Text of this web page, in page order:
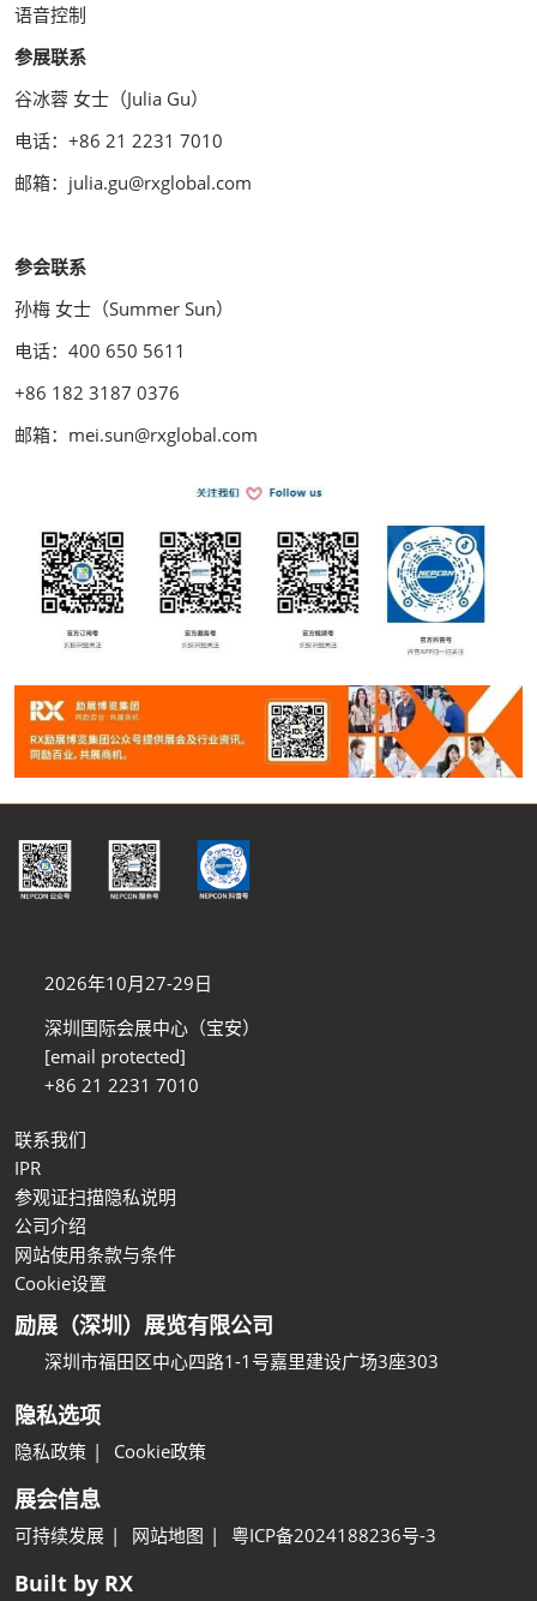
语音控制
参展联系
谷冰蓉 女士（Julia Gu）
电话：+86 21 2231 7010
邮箱：julia.gu@rxglobal.com
参会联系
孙梅 女士（Summer Sun）
电话：400 650 5611
+86 182 3187 0376
邮箱：mei.sun@rxglobal.com
2026年10月27-29日
深圳国际会展中心（宝安）
[email protected]
+86 21 2231 7010
联系我们
IPR
参观证扫描隐私说明
公司介绍
网站使用条款与条件
Cookie设置
励展（深圳）展览有限公司
深圳市福田区中心四路1-1号嘉里建设广场3座303
隐私选项
隐私政策 Cookie政策
展会信息
可持续发展 网站地图 粤ICP备2024188236号-3
Built by RX